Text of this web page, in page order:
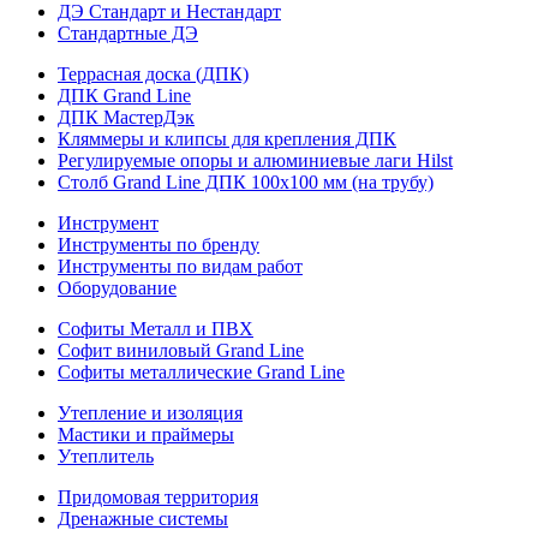
ДЭ Стандарт и Нестандарт
Стандартные ДЭ
Террасная доска (ДПК)
ДПК Grand Line
ДПК МастерДэк
Кляммеры и клипсы для крепления ДПК
Регулируемые опоры и алюминиевые лаги Hilst
Столб Grand Line ДПК 100х100 мм (на трубу)
Инструмент
Инструменты по бренду
Инструменты по видам работ
Оборудование
Софиты Металл и ПВХ
Софит виниловый Grand Line
Софиты металлические Grand Line
Утепление и изоляция
Мастики и праймеры
Утеплитель
Придомовая территория
Дренажные системы